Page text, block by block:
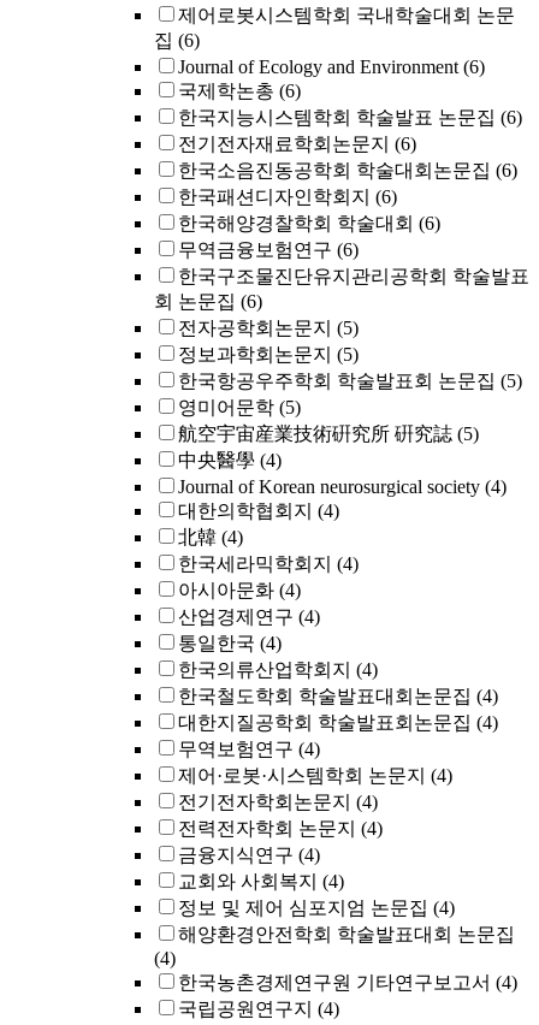
제어로봇시스템학회 국내학술대회 논문
집 (6)
Journal of Ecology and Environment (6)
국제학논총 (6)
한국지능시스템학회 학술발표 논문집 (6)
전기전자재료학회논문지 (6)
한국소음진동공학회 학술대회논문집 (6)
한국패션디자인학회지 (6)
한국해양경찰학회 학술대회 (6)
무역금융보험연구 (6)
한국구조물진단유지관리공학회 학술발표
회 논문집 (6)
전자공학회논문지 (5)
정보과학회논문지 (5)
한국항공우주학회 학술발표회 논문집 (5)
영미어문학 (5)
航空宇宙産業技術硏究所 硏究誌 (5)
中央醫學 (4)
Journal of Korean neurosurgical society (4)
대한의학협회지 (4)
北韓 (4)
한국세라믹학회지 (4)
아시아문화 (4)
산업경제연구 (4)
통일한국 (4)
한국의류산업학회지 (4)
한국철도학회 학술발표대회논문집 (4)
대한지질공학회 학술발표회논문집 (4)
무역보험연구 (4)
제어·로봇·시스템학회 논문지 (4)
전기전자학회논문지 (4)
전력전자학회 논문지 (4)
금융지식연구 (4)
교회와 사회복지 (4)
정보 및 제어 심포지엄 논문집 (4)
해양환경안전학회 학술발표대회 논문집
(4)
한국농촌경제연구원 기타연구보고서 (4)
국립공원연구지 (4)